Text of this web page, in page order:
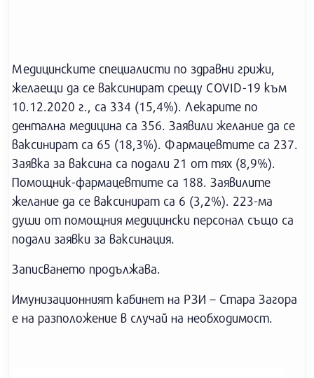
Медицинските специалисти по здравни грижи,
желаещи да се ваксинират срещу COVID-19 към
10.12.2020 г., са 334 (15,4%). Лекарите по
дентална медицина са 356. Заявили желание да се
ваксинират са 65 (18,3%). Фармацевтите са 237.
Заявка за ваксина са подали 21 от тях (8,9%).
Помощник-фармацевтите са 188. Заявилите
желание да се ваксинират са 6 (3,2%). 223-ма
души от помощния медицински персонал също са
подали заявки за ваксинация.
Записването продължава.
Имунизационният кабинет на РЗИ – Стара Загора
е на разположение в случай на необходимост.